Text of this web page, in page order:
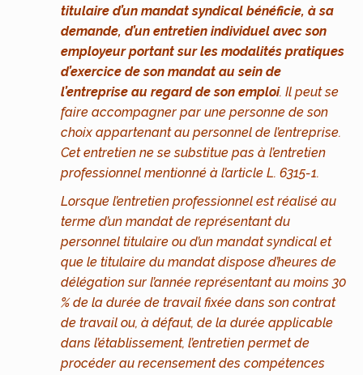
titulaire d’un mandat syndical bénéficie, à sa
demande, d’un entretien individuel avec son
employeur portant sur les modalités pratiques
d’exercice de son mandat au sein de
l’entreprise au regard de son emploi. Il peut se
faire accompagner par une personne de son
choix appartenant au personnel de l’entreprise.
Cet entretien ne se substitue pas à l’entretien
professionnel mentionné à l’article L. 6315-1.
Lorsque l’entretien professionnel est réalisé au
terme d’un mandat de représentant du
personnel titulaire ou d’un mandat syndical et
que le titulaire du mandat dispose d’heures de
délégation sur l’année représentant au moins 30
% de la durée de travail fixée dans son contrat
de travail ou, à défaut, de la durée applicable
dans l’établissement, l’entretien permet de
procéder au recensement des compétences